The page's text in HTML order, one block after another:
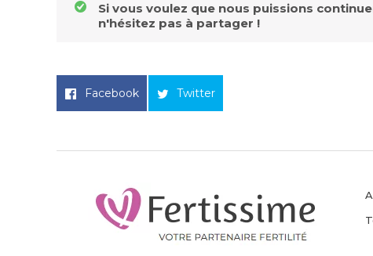
Si vous voulez que nous puissions
n'hésitez pas à partager !
Facebook Twitter